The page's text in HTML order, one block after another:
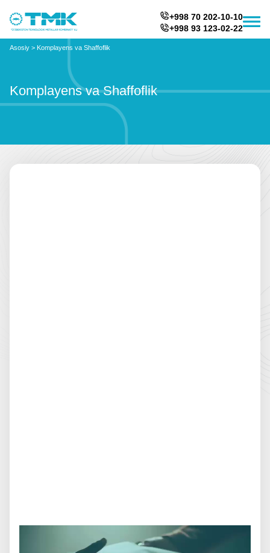
+998 70 202-10-10
+998 93 123-02-22
Asosiy > Komplayens va Shaffoflik
Komplayens va Shaffoflik